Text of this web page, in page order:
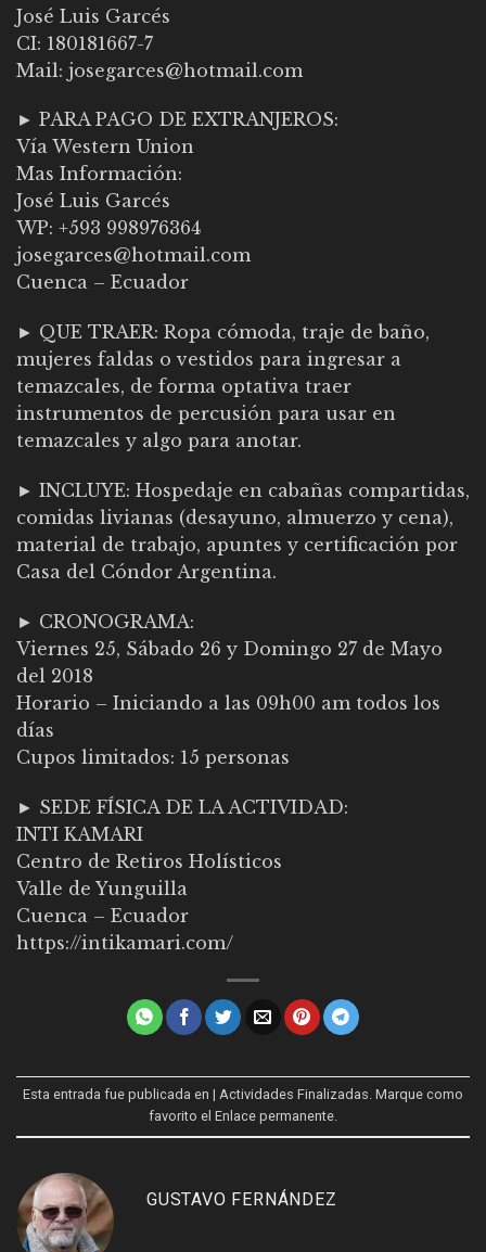
José Luis Garcés
CI: 180181667-7
Mail: josegarces@hotmail.com
► PARA PAGO DE EXTRANJEROS:
Vía Western Union
Mas Información:
José Luis Garcés
WP: +593 998976364
josegarces@hotmail.com
Cuenca – Ecuador
► QUE TRAER: Ropa cómoda, traje de baño,
mujeres faldas o vestidos para ingresar a
temazcales, de forma optativa traer
instrumentos de percusión para usar en
temazcales y algo para anotar.
► INCLUYE: Hospedaje en cabañas compartidas,
comidas livianas (desayuno, almuerzo y cena),
material de trabajo, apuntes y certificación por
Casa del Cóndor Argentina.
► CRONOGRAMA:
Viernes 25, Sábado 26 y Domingo 27 de Mayo
del 2018
Horario – Iniciando a las 09h00 am todos los
días
Cupos limitados: 15 personas
► SEDE FÍSICA DE LA ACTIVIDAD:
INTI KAMARI
Centro de Retiros Holísticos
Valle de Yunguilla
Cuenca – Ecuador
https://intikamari.com/
Esta entrada fue publicada en | Actividades Finalizadas . Marque como
favorito el Enlace permanente
GUSTAVO FERNÁNDEZ